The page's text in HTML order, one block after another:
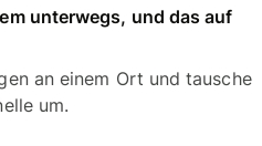
unterwegs, und das auf
an einem Ort und tausche
um.